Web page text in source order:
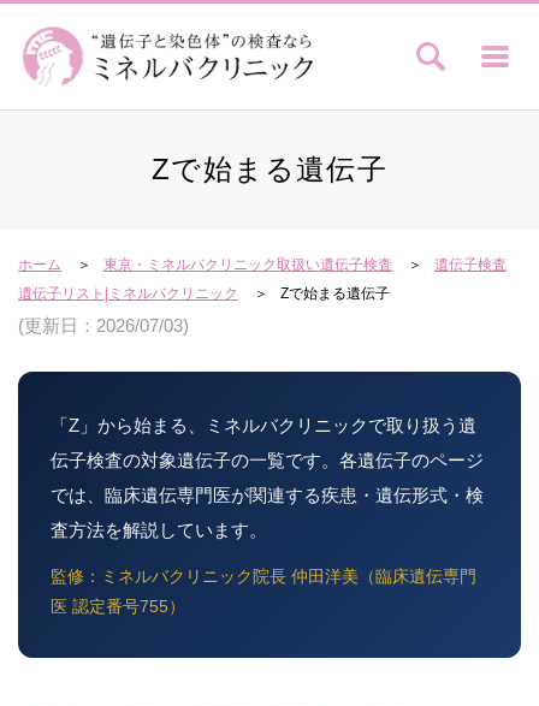
Zで始まる遺伝子
ホーム 東京・ミネルバクリニック取扱い遺伝子検査
遺伝子検査
遺伝子リスト|ミネルバクリニック
Zで始まる遺伝子
(更新日：2026/07/03)
「Z」から始まる、ミネルバクリニックで取り扱う遺
伝子検査の対象遺伝子の一覧です。各遺伝子のページ
では、臨床遺伝専門医が関連する疾患・遺伝形式・検
査方法を解説しています。
監修：ミネルバクリニック院長 仲田洋美（臨床遺伝専門
医 認定番号755）